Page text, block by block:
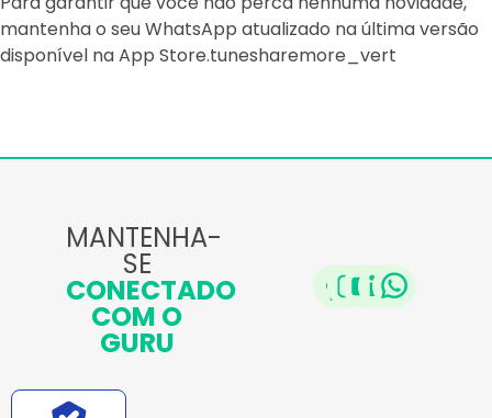
mantenha o seu WhatsApp atualizado na última versão
disponível na App Store.tunesharemore_vert
MANTENHA-
SE
CONECTADO
COM O
GURU